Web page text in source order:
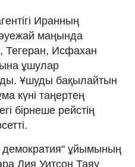
Иранның
маңында
Тегеран, Исфахан
ұшулар
Ұшуды бақылайтын
күні таңертең
бірнеше рейстің
демократия" ұйымының
Лия Уитсон Таяу